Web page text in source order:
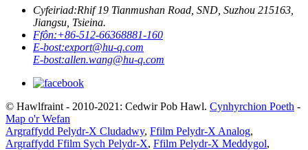
Cyfeiriad:Rhif 19 Tianmushan Road, SND, Suzhou 215163,
Jiangsu, Tsieina.
Ffôn:+86-512-66368881-160
E-bost:export@hu-q.com
E-bost:allen.wang@hu-q.com
© Hawlfraint - 2010-2021: Cedwir Pob Hawl. Cynhyrchion Poeth -
Map o'r Wefan
Argraffydd Pelydr-X Cludadwy, Ffilm Pelydr-X Analog,
Argraffydd Ffilm Sych Pelydr-X, Ffilm Pelydr-X Meddygol,